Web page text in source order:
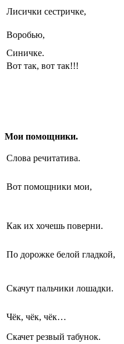
Лисички сестричке,
Воробью,
Синичке.
Вот так, вот так!!!
Мои помощники.
Слова речитатива.
Вот помощники мои,
Как их хочешь поверни.
По дорожке белой гладкой,
Скачут пальчики лошадки.
Чёк, чёк, чёк…
Скачет резвый табунок.